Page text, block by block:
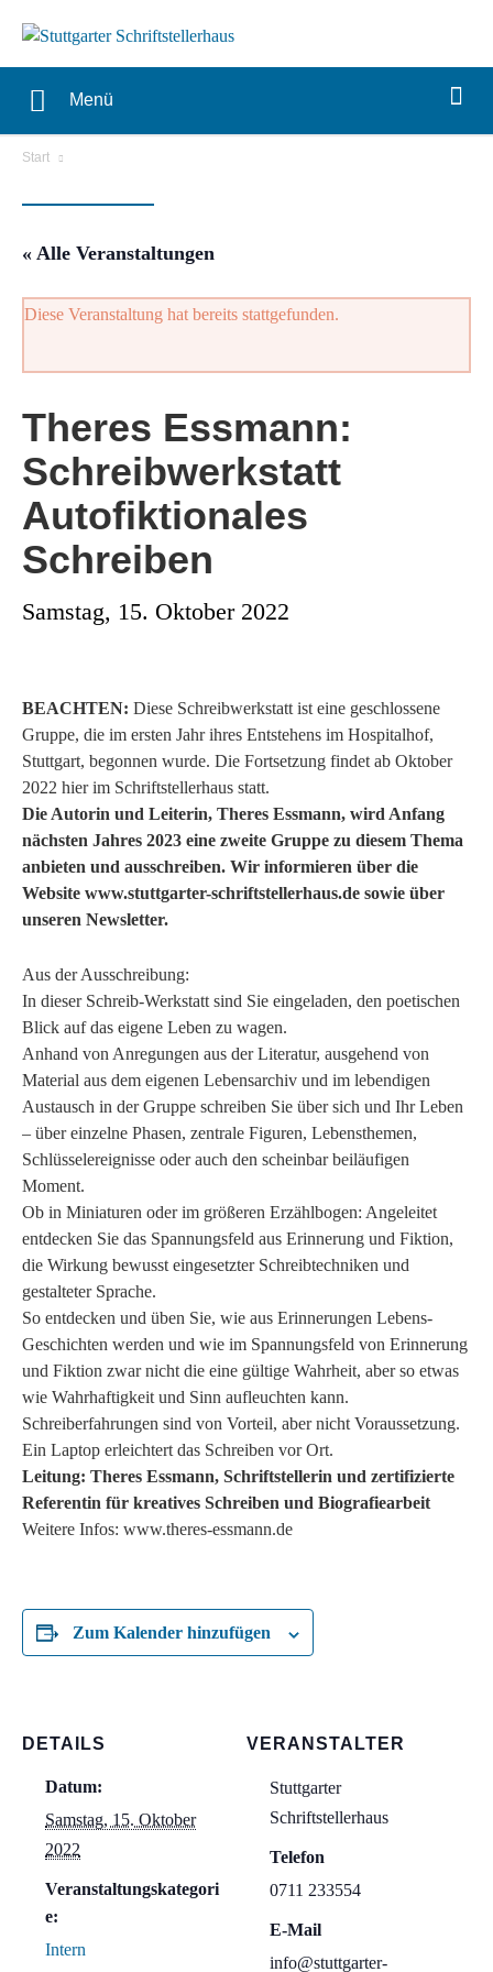
Menü
Start
« Alle Veranstaltungen
Diese Veranstaltung hat bereits stattgefunden.
Theres Essmann:
Schreibwerkstatt
Autofiktionales
Schreiben
Samstag, 15. Oktober 2022
BEACHTEN: Diese Schreibwerkstatt ist eine geschlossene
Gruppe, die im ersten Jahr ihres Entstehens im Hospitalhof,
Stuttgart, begonnen wurde. Die Fortsetzung findet ab Oktober
2022 hier im Schriftstellerhaus statt.
Die Autorin und Leiterin, Theres Essmann, wird Anfang
nächsten Jahres 2023 eine zweite Gruppe zu diesem Thema
anbieten und ausschreiben. Wir informieren über die
Website www.stuttgarter-schriftstellerhaus.de sowie über
unseren Newsletter.
Aus der Ausschreibung:
In dieser Schreib-Werkstatt sind Sie eingeladen, den poetischen
Blick auf das eigene Leben zu wagen.
Anhand von Anregungen aus der Literatur, ausgehend von
Material aus dem eigenen Lebensarchiv und im lebendigen
Austausch in der Gruppe schreiben Sie über sich und Ihr Leben
– über einzelne Phasen, zentrale Figuren, Lebensthemen,
Schlüsselereignisse oder auch den scheinbar beiläufigen
Moment.
Ob in Miniaturen oder im größeren Erzählbogen: Angeleitet
entdecken Sie das Spannungsfeld aus Erinnerung und Fiktion,
die Wirkung bewusst eingesetzter Schreibtechniken und
gestalteter Sprache.
So entdecken und üben Sie, wie aus Erinnerungen Lebens-
Geschichten werden und wie im Spannungsfeld von Erinnerung
und Fiktion zwar nicht die eine gültige Wahrheit, aber so etwas
wie Wahrhaftigkeit und Sinn aufleuchten kann.
Schreiberfahrungen sind von Vorteil, aber nicht Voraussetzung.
Ein Laptop erleichtert das Schreiben vor Ort.
Leitung: Theres Essmann, Schriftstellerin und zertifizierte
Referentin für kreatives Schreiben und Biografiearbeit
Weitere Infos: www.theres-essmann.de
Zum Kalender hinzufügen
DETAILS
Datum:
Samstag, 15. Oktober
2022
Veranstaltungskategori
e:
Intern
VERANSTALTER
Stuttgarter
Schriftstellerhaus
Telefon
0711 233554
E-Mail
info@stuttgarter-